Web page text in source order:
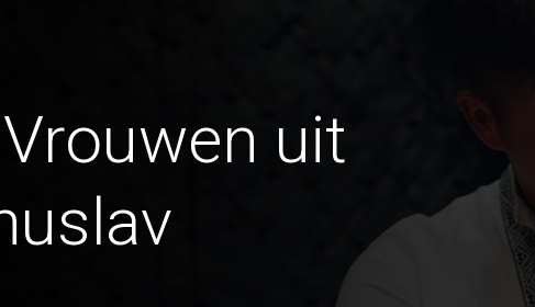
uit